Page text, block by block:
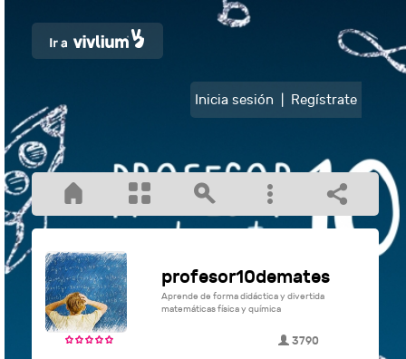
Inicia sesión Regístrate
profesor10demates
Aprende de forma didáctica y divertida
matemáticas física y química
3790